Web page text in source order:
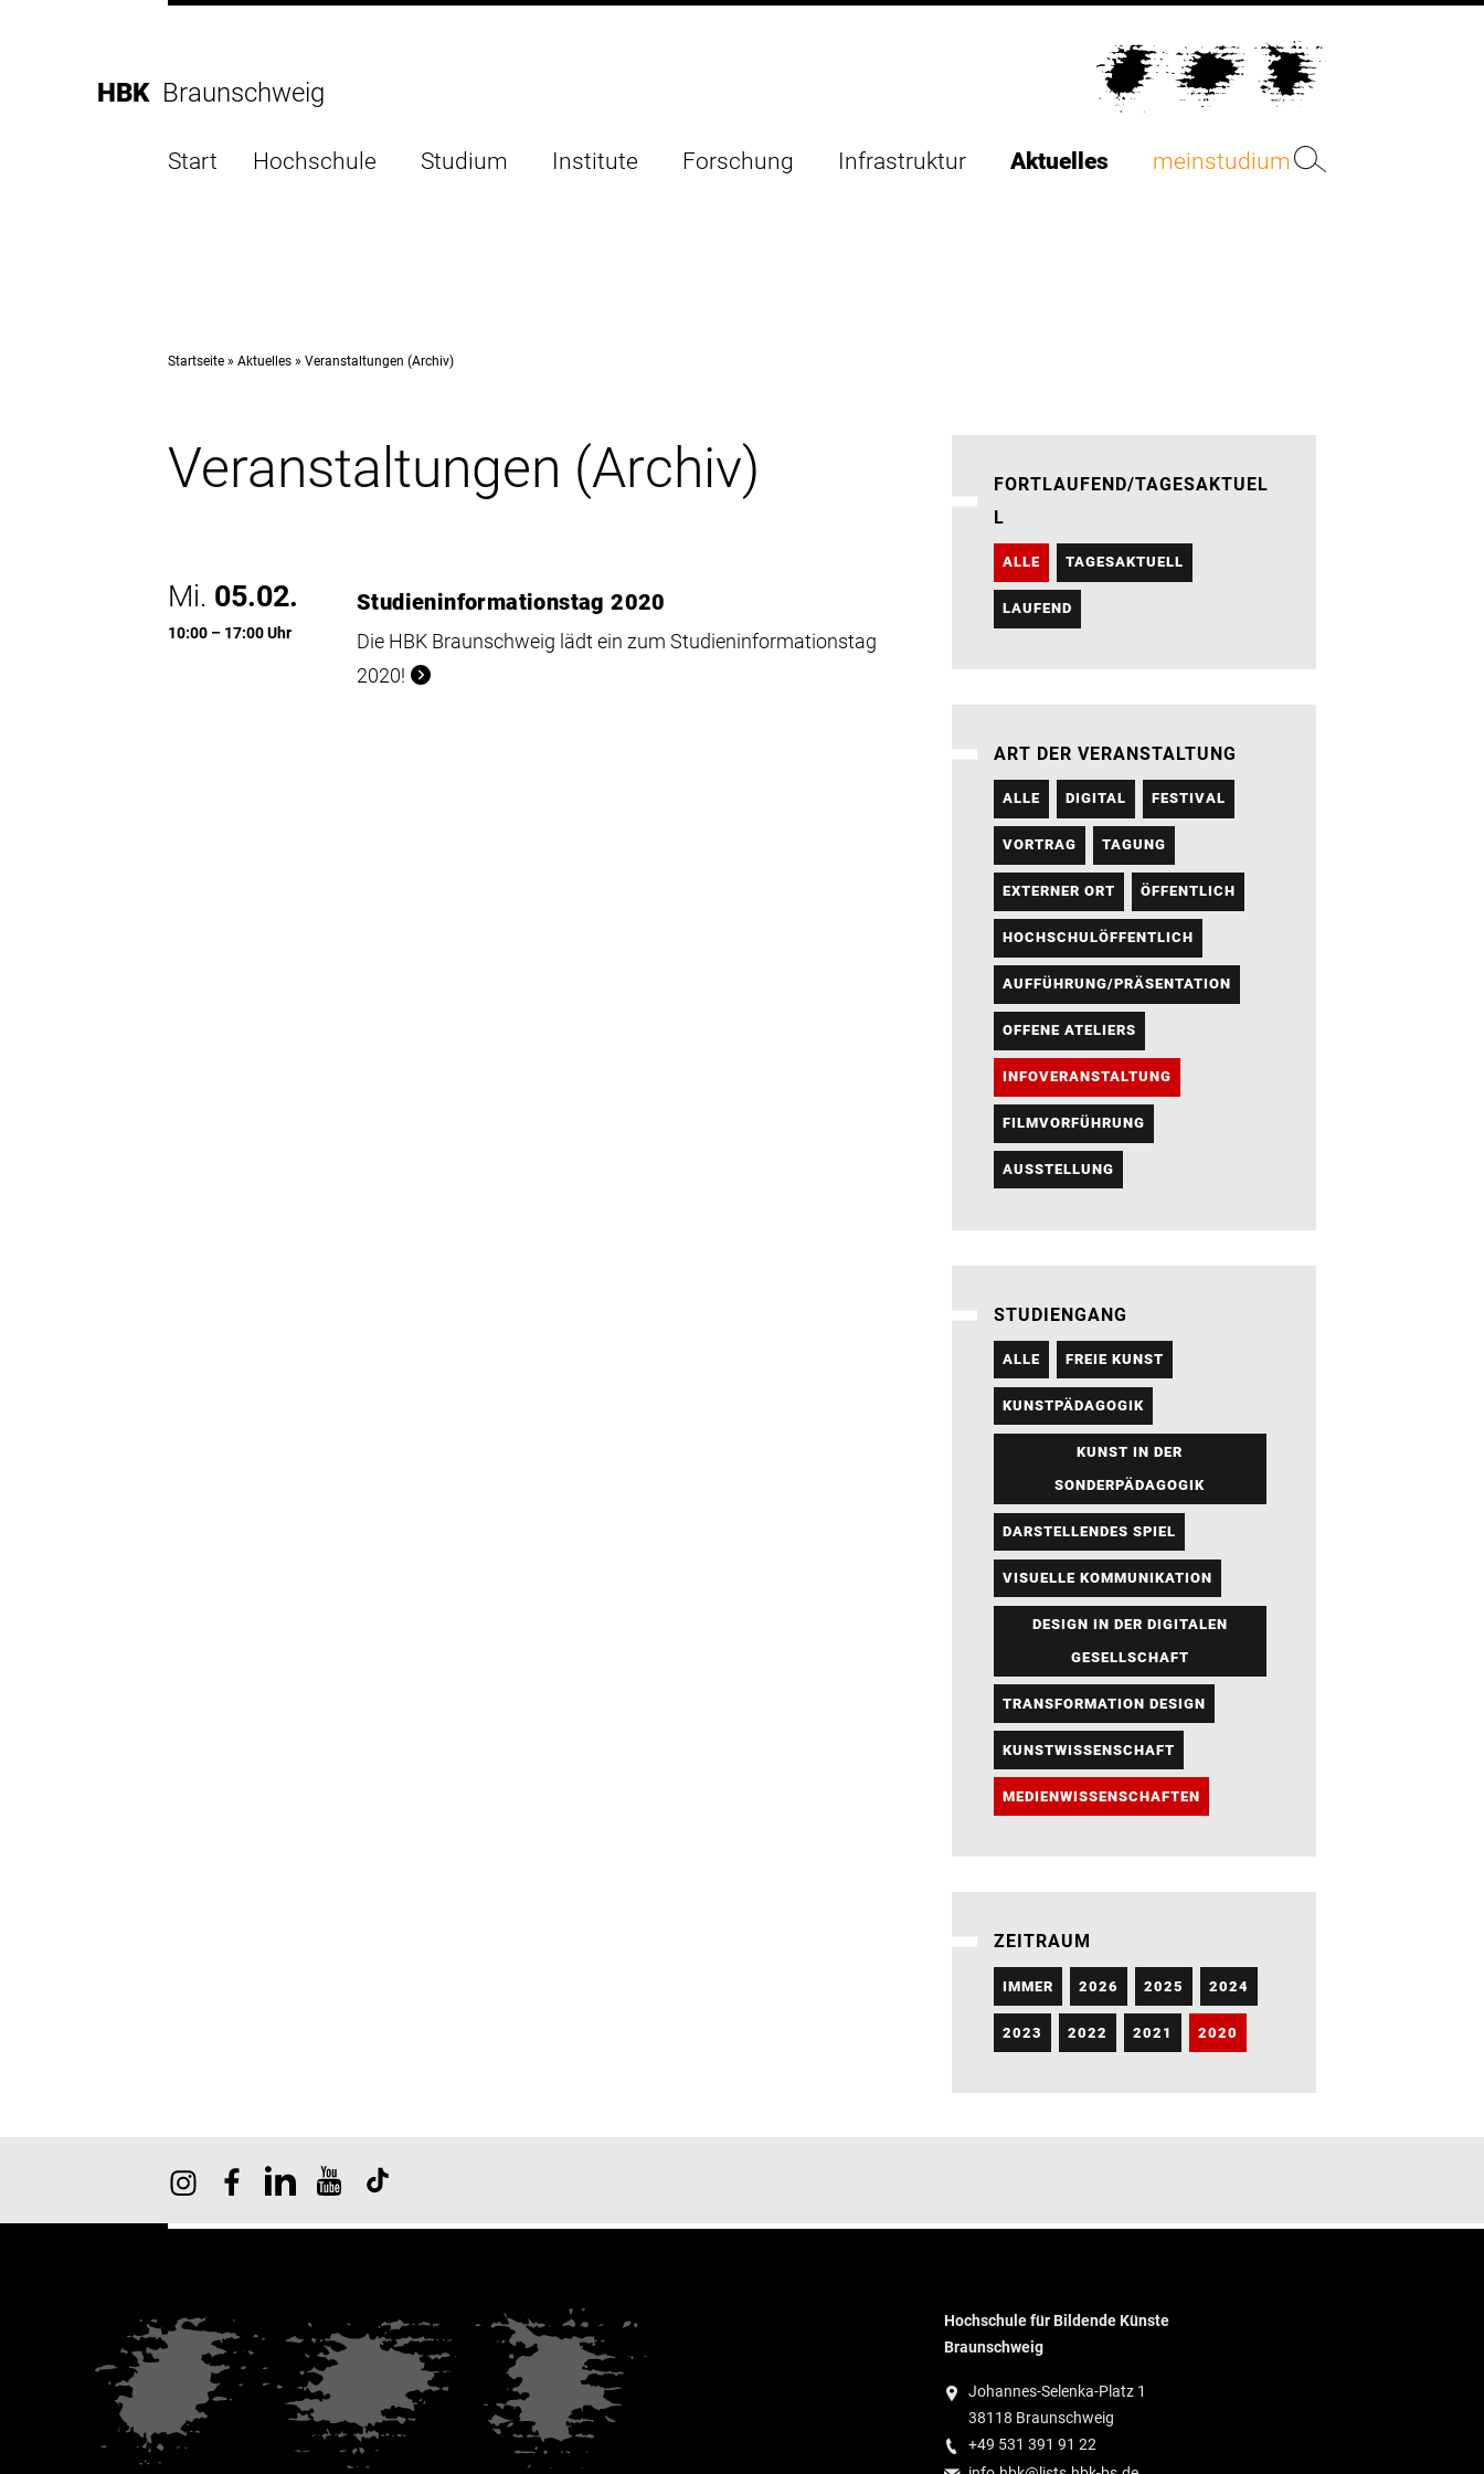
Hauptnavigation
HBK Braunschweig
Start Hochschule Studium Institute Forschung Infrastruktur Aktuelles meinstudium
Startseite Aktuelles Veranstaltungen (Archiv)
Veranstaltungen (Archiv)
Mi. 05.02.
10:00 – 17:00 Uhr
Studieninformationstag 2020
Die HBK Braunschweig lädt ein zum Studieninformationstag
2020!
FORTLAUFEND/TAGESAKTUEL
L
ALLE TAGESAKTUELL
LAUFEND
ART DER VERANSTALTUNG
ALLE DIGITAL FESTIVAL
VORTRAG TAGUNG
EXTERNER ORT ÖFFENTLICH
HOCHSCHULÖFFENTLICH
AUFFÜHRUNG/PRÄSENTATION
OFFENE ATELIERS
INFOVERANSTALTUNG
FILMVORFÜHRUNG
AUSSTELLUNG
STUDIENGANG
ALLE FREIE KUNST
KUNSTPÄDAGOGIK
KUNST IN DER
SONDERPÄDAGOGIK
DARSTELLENDES SPIEL
VISUELLE KOMMUNIKATION
DESIGN IN DER DIGITALEN
GESELLSCHAFT
TRANSFORMATION DESIGN
KUNSTWISSENSCHAFT
MEDIENWISSENSCHAFTEN
ZEITRAUM
IMMER 2026 2025 2024
2023 2022 2021 2020
Hochschule für Bildende Künste
Braunschweig
Johannes-Selenka-Platz 1
38118 Braunschweig
+49 531 391 91 22